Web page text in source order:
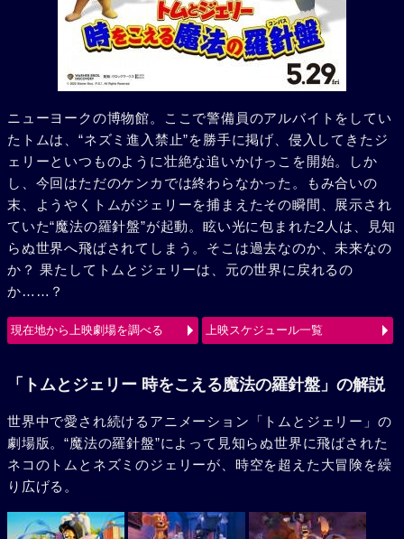
ニューヨークの博物館。ここで警備員のアルバイトをしてい
たトムは、“ネズミ進入禁止”を勝手に掲げ、侵入してきたジ
ェリーといつものように壮絶な追いかけっこを開始。しか
し、今回はただのケンカでは終わらなかった。もみ合いの
末、ようやくトムがジェリーを捕まえたその瞬間、展示され
ていた“魔法の羅針盤”が起動。眩い光に包まれた2人は、見知
らぬ世界へ飛ばされてしまう。そこは過去なのか、未来なの
か？ 果たしてトムとジェリーは、元の世界に戻れるの
か……？
現在地から上映劇場を調べる 上映スケジュール一覧
「トムとジェリー 時をこえる魔法の羅針盤」の解説
世界中で愛され続けるアニメーション「トムとジェリー」の
劇場版。“魔法の羅針盤”によって見知らぬ世界に飛ばされた
ネコのトムとネズミのジェリーが、時空を超えた大冒険を繰
り広げる。